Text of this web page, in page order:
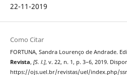
22-11-2019
Como Citar
FORTUNA, Sandra Lourenço de Andrade.
Revista, [S. l.], v. 22, n. 1, p. 3–6, 2019.
https://ojs.uel.br/revistas/uel/index.php/